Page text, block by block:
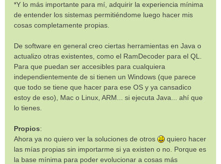
*Y lo más importante para mí, adquirir la experiencia mínima
de entender los sistemas permitiéndome luego hacer mis
cosas completamente propias.
De software en general creo ciertas herramientas en Java o
actualizo otras existentes, como el RamDecoder para el QL.
Para que puedan ser accesibles para cualquiera
independientemente de si tienen un Windows (que parece
que todo se tiene que hacer para ese OS y ya cansadico
estoy de eso), Mac o Linux, ARM... si ejecuta Java... ahí que
lo tienes.
Propios:
Ahora ya no quiero ver la soluciones de otros
quiero hacer
las mías propias sin importarme si ya existen o no. Porque es
la base mínima para poder evolucionar a cosas más